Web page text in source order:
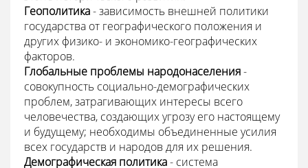
Геополитика- зависимость внешней политики
государства от географического положения и
других физико- и экономико-географических
факторов.
Глобальные проблемы народонаселения-
совокупность социально-демографических
проблем, затрагивающих интересы всего
человечества, создающих угрозу его настоящему
и будущему; необходимы объединенные усилия
всех государств и народов для их решения.
Демографическая политика- система